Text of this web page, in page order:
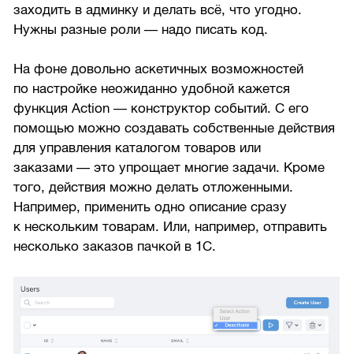
заходить в админку и делать всё, что угодно.
Нужны разные роли — надо писать код.
На фоне довольно аскетичных возможностей
по настройке неожиданно удобной кажется
функция Action — конструктор событий. С его
помощью можно создавать собственные действия
для управления каталогом товаров или
заказами — это упрощает многие задачи. Кроме
того, действия можно делать отложенными.
Например, применить одно описание сразу
к нескольким товарам. Или, например, отправить
несколько заказов пачкой в 1С.